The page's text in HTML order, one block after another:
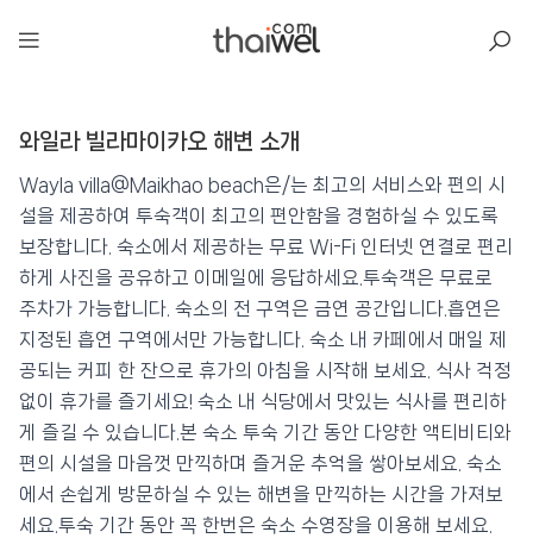
와일라 빌라마이카오 해변
📍 푸켓★★★ ⭐ 9.4
💰 최저가 확인 · 예약하기
와일라 빌라마이카오 해변 소개
Wayla villa@Maikhao beach은/는 최고의 서비스와 편의 시
설을 제공하여 투숙객이 최고의 편안함을 경험하실 수 있도록
보장합니다. 숙소에서 제공하는 무료 Wi-Fi 인터넷 연결로 편리
하게 사진을 공유하고 이메일에 응답하세요.투숙객은 무료로
주차가 가능합니다. 숙소의 전 구역은 금연 공간입니다.흡연은
지정된 흡연 구역에서만 가능합니다. 숙소 내 카페에서 매일 제
공되는 커피 한 잔으로 휴가의 아침을 시작해 보세요. 식사 걱정
없이 휴가를 즐기세요! 숙소 내 식당에서 맛있는 식사를 편리하
게 즐길 수 있습니다.본 숙소 투숙 기간 동안 다양한 액티비티와
편의 시설을 마음껏 만끽하며 즐거운 추억을 쌓아보세요. 숙소
에서 손쉽게 방문하실 수 있는 해변을 만끽하는 시간을 가져보
세요.투숙 기간 동안 꼭 한번은 숙소 수영장을 이용해 보세요.